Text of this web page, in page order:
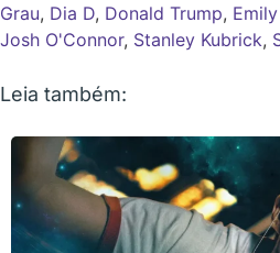
Grau, Dia D, Donald Trump,
Josh O'Connor, Stanley Kubrick,
Leia também: